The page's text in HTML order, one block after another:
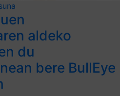
aldeko
du
bere BullEye